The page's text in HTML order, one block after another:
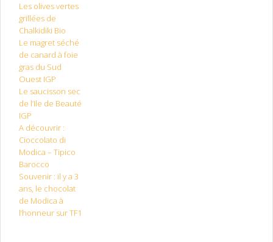
Les olives vertes
grillées de
Chalkidiki Bio
Le magret séché
de canard à foie
gras du Sud
Ouest IGP
Le saucisson sec
de l’Ile de Beauté
IGP
A découvrir :
Cioccolato di
Modica – Tipico
Barocco
Souvenir : il y a 3
ans, le chocolat
de Modica à
l’honneur sur TF1